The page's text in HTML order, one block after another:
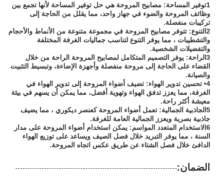
1توفير المساحة: مصابيح المروحة هي حل توفير المساحة لأنها تجمع بين
وظائف المروحة والضوء في جهاز واحد، مما يقلل من الحاجة إلى
تركيبات منفصلة.
2التنوع: تتوفر مصابيح المروحة في مجموعة متنوعة من الأنماط والأحجام
والتشطيبات ، مما يوفر التنوع لتناسب جماليات الغرفة المختلفة
والتفضيلات الشخصية.
3الراحة: يوفر التصميم المتكامل لمصابيح المروحة الراحة من خلال
القضاء على الحاجة إلى مروحة منفصلة وأجهزة الإضاءة، وتبسيط التثبيت
والصيانة.
4• تحسين تدوير الهواء: تضيف أضواء المروحة إلى تدوير الهواء في
الغرفة، مما يعزز تدفق الهواء وتهوية أفضل، مما يمكن أن يسهم في بيئة
معيشة أكثر راحة.
5الجاذبية الجمالية: تعمل أضواء المروحة كعنصر ديكوري ، مما يضيف
جاذبية بصرية ويعزز الجمالية العامة للغرفة.
6الاستخدام المتعدد المواسم: يمكن استخدام أضواء المروحة على مدار
السنة ، مما يوفر التبريد خلال فصل الصيف ويساعد على توزيع الهواء
الدافئ خلال فصل الشتاء عن طريق عكس اتجاه المروحة.
الضمان: